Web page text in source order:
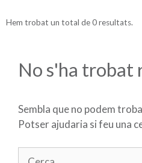
Hem trobat un total de 0 resultats.
No s'ha trobat
Sembla que no podem
Potser ajudaria si feu una